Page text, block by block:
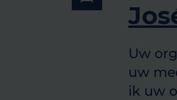
Uw
uw
ik uw